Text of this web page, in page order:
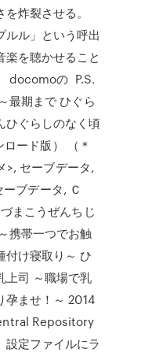
炸裂させる。
ルル」という呼出
を聴かせること
docomoの P.S.
最期まで ひぐら
ひぐらしのなく頃
ード版） （＊
>, セーブデータ,
ーブデータ, Ｃ
まこうぜんちじ
携帯一つでお触
付け寝取り～ ひ
上司 ～職場で乳
孕ませ！～ 2014
Repository
設定ファイルにラ